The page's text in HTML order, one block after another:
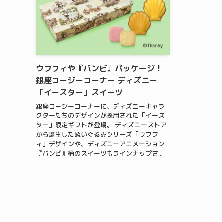
ウフフィや『バンビ』パッケージ！
銀座コージーコーナー ディズニー
「イースター」スイーツ
銀座コージーコーナーに、ディズニーキャラ
クターたちのデザインが採用された「イース
ター」限定ギフトが登場。 ディズニーストア
から誕生したぬいぐるみシリーズ「ウフフ
ィ」デザインや、ディズニーアニメーション
『バンビ』柄のスイーツもラインナップさ...